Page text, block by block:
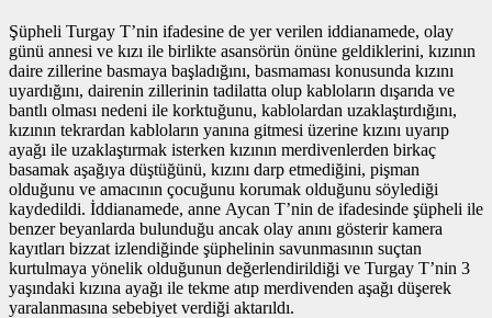
Şüpheli Turgay T’nin ifadesine de yer verilen iddianamede, olay
günü annesi ve kızı ile birlikte asansörün önüne geldiklerini, kızının
daire zillerine basmaya başladığını, basmaması konusunda kızını
uyardığını, dairenin zillerinin tadilatta olup kabloların dışarıda ve
bantlı olması nedeni ile korktuğunu, kablolardan uzaklaştırdığını,
kızının tekrardan kabloların yanına gitmesi üzerine kızını uyarıp
ayağı ile uzaklaştırmak isterken kızının merdivenlerden birkaç
basamak aşağıya düştüğünü, kızını darp etmediğini, pişman
olduğunu ve amacının çocuğunu korumak olduğunu söylediği
kaydedildi. İddianamede, anne Aycan T’nin de ifadesinde şüpheli ile
benzer beyanlarda bulunduğu ancak olay anını gösterir kamera
kayıtları bizzat izlendiğinde şüphelinin savunmasının suçtan
kurtulmaya yönelik olduğunun değerlendirildiği ve Turgay T’nin 3
yaşındaki kızına ayağı ile tekme atıp merdivenden aşağı düşerek
yaralanmasına sebebiyet verdiği aktarıldı.